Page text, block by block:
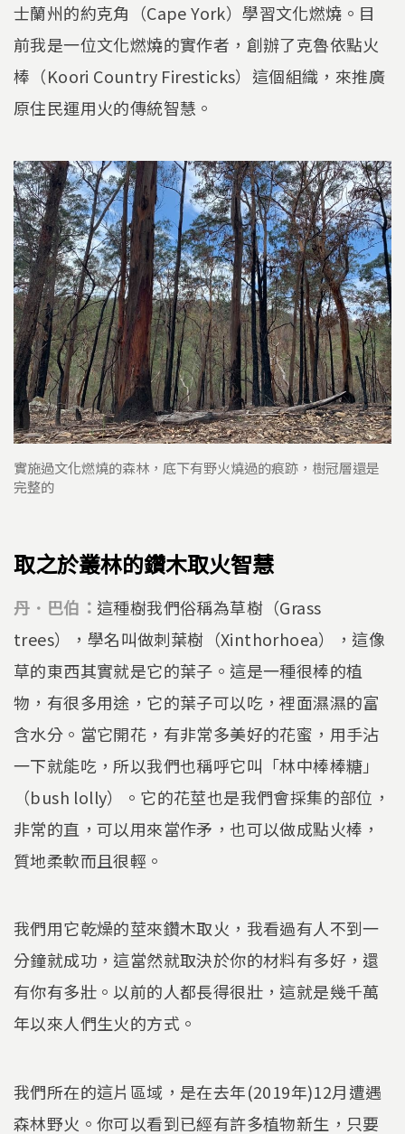
士蘭州的約克角（Cape York）學習文化燃燒。目
前我是一位文化燃燒的實作者，創辦了克魯依點火
棒（Koori Country Firesticks）這個組織，來推廣
原住民運用火的傳統智慧。
實施過文化燃燒的森林，底下有野火燒過的痕跡，樹冠層還是
完整的
取之於叢林的鑽木取火智慧
丹．巴伯： 這種樹我們俗稱為草樹（Grass
trees），學名叫做刺葉樹（Xinthorhoea），這像
草的東西其實就是它的葉子。這是一種很棒的植
物，有很多用途，它的葉子可以吃，裡面濕濕的富
含水分。當它開花，有非常多美好的花蜜，用手沾
一下就能吃，所以我們也稱呼它叫「林中棒棒糖」
（bush lolly）。它的花莖也是我們會採集的部位，
非常的直，可以用來當作矛，也可以做成點火棒，
質地柔軟而且很輕。
我們用它乾燥的莖來鑽木取火，我看過有人不到一
分鐘就成功，這當然就取決於你的材料有多好，還
有你有多壯。以前的人都長得很壯，這就是幾千萬
年以來人們生火的方式。
我們所在的這片區域，是在去年(2019年)12月遭遇
森林野火。你可以看到已經有許多植物新生，只要